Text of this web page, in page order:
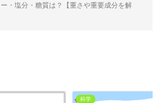
・塩分・糖質は？【重さや重要成分を解
科学